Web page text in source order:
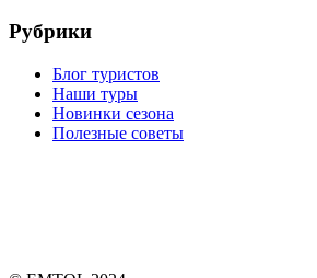
Рубрики
Блог туристов
Наши туры
Новинки сезона
Полезные советы